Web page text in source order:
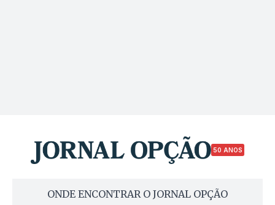
50 ANOS
ONDE ENCONTRAR O JORNAL OPÇÃO